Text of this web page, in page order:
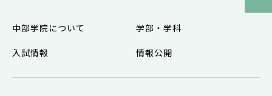
中部学院について 学部・学科
入試情報 情報公開